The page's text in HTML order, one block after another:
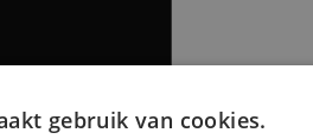
gebruik van cookies.